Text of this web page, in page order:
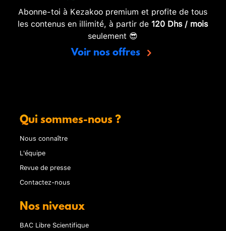
Abonne-toi à Kezakoo premium et profite de tous
les contenus en illimité, à partir de 120 Dhs / mois
seulement 😎
Voir nos offres
Qui sommes-nous ?
Nous connaître
L'équipe
Revue de presse
Contactez-nous
Nos niveaux
BAC Libre Scientifique